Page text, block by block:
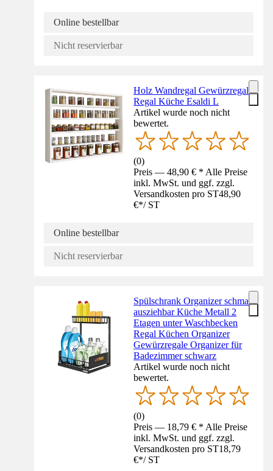
Online bestellbar
Nicht reservierbar
Holz Wandregal Gewürzregal
Regal Küche Esaldi L
Artikel wurde noch nicht
bewertet.
(0)
Preis — 48,90 € * Alle Preise
inkl. MwSt. und ggf. zzgl.
Versandkosten pro ST48,90
€*/ ST
Online bestellbar
Nicht reservierbar
Spülschrank Organizer schmal
ausziehbar Küche Metall 2
Etagen unter Waschbecken
Regal Küchen Organizer
Gewürzregale Organizer für
Badezimmer schwarz
Artikel wurde noch nicht
bewertet.
(0)
Preis — 18,79 € * Alle Preise
inkl. MwSt. und ggf. zzgl.
Versandkosten pro ST18,79
€*/ ST